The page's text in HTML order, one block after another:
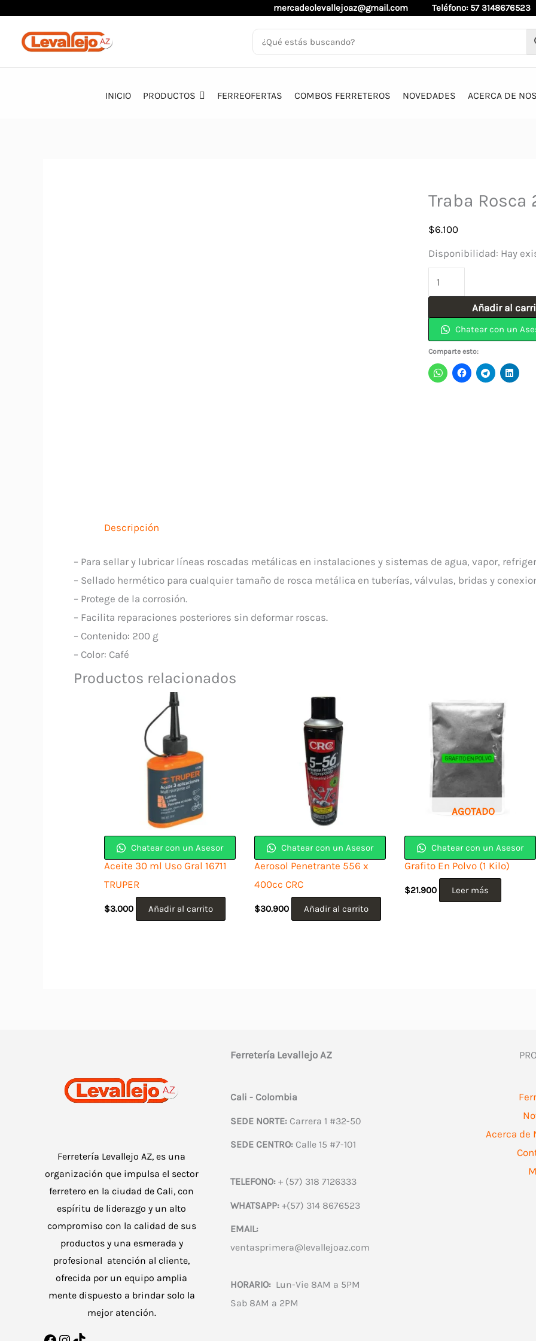
contenido
mercadeolevallejoaz@gmail.com Teléfono: 57 3148676523
INICIO PRODUCTOS FERREOFERTAS COMBOS FERRETEROS NOVEDADES ACERCA DE
Traba Rosca
$6.100
Disponibilidad: Hay
Traba
Rosca
PASE-
200
FOSET
Añadir al
Chatear con un
Comparte esto:
Descripción
– Para sellar y lubricar líneas roscadas metálicas en instalaciones y sistemas de agua, vapor,
– Sellado hermético para cualquier tamaño de rosca metálica en tuberías, válvulas, bridas y
– Protege de la corrosión.
– Facilita reparaciones posteriores sin deformar roscas.
– Contenido: 200 g
– Color: Café
Productos relacionados
Chatear con un Asesor
Aceite 30 ml Uso Gral 16711
TRUPER
$3.000 Añadir al carrito
Chatear con un Asesor
Aerosol Penetrante 556 x
400cc CRC
$30.900 Añadir al carrito
AGOTADO
Chatear con un Asesor
Grafito En Polvo (1 Kilo)
$21.900 Leer más
Ferretería Levallejo AZ, es una
organización que impulsa el sector
ferretero en la ciudad de Cali, con
espíritu de liderazgo y un alto
compromiso con la calidad de sus
productos y una esmerada y
profesional atención al cliente,
ofrecida por un equipo amplia
mente dispuesto a brindar solo la
mejor atención.
Ferretería Levallejo AZ
Cali - Colombia
SEDE NORTE:Carrera 1 #32-50
SEDE CENTRO:Calle 15 #7-101
TELEFONO:+ (57) 318 7126333
WHATSAPP:+(57) 314 8676523
EMAIL:
ventasprimera@levallejoaz.com
HORARIO:Lun-Vie 8AM a 5PM
Sab 8AM a 2PM
Acerca de